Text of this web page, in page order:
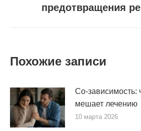
запись:
предотвращения
Похожие записи
Со-зависимость:
мешает лечению
10 марта 2026